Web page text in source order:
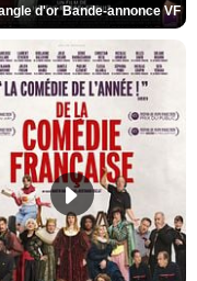
d'or Bande-annonce VF